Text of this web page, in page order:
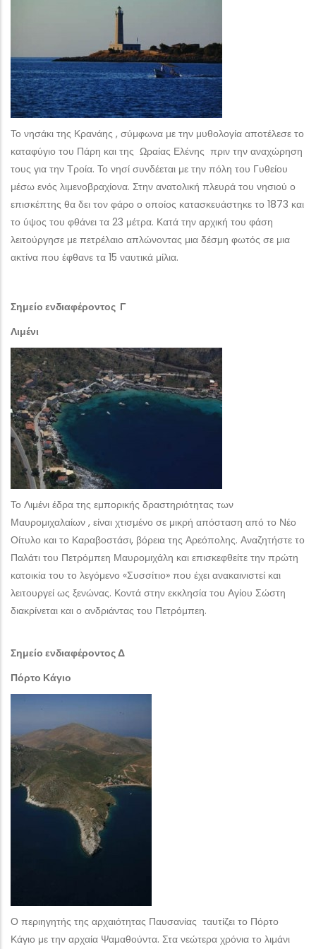
Το νησάκι της Κρανάης , σύμφωνα με την μυθολογία αποτέλεσε το
καταφύγιο του Πάρη και της Ωραίας Ελένης πριν την αναχώρηση
τους για την Τροία. Το νησί συνδέεται με την πόλη του Γυθείου
μέσω ενός λιμενοβραχίονα. Στην ανατολική πλευρά του νησιού ο
επισκέπτης θα δει τον φάρο ο οποίος κατασκευάστηκε το 1873 και
το ύψος του φθάνει τα 23 μέτρα. Κατά την αρχική του φάση
λειτούργησε με πετρέλαιο απλώνοντας μια δέσμη φωτός σε μια
ακτίνα που έφθανε τα 15 ναυτικά μίλια.
Σημείο ενδιαφέροντος Γ
Λιμένι
Το Λιμένι έδρα της εμπορικής δραστηριότητας των
Μαυρομιχαλαίων , είναι χτισμένο σε μικρή απόσταση από το Νέο
Οίτυλο και το Καραβοστάσι, βόρεια της Αρεόπολης. Αναζητήστε το
Παλάτι του Πετρόμπεη Μαυρομιχάλη και επισκεφθείτε την πρώτη
κατοικία του το λεγόμενο «Συσσίτιο» που έχει ανακαινιστεί και
λειτουργεί ως ξενώνας. Κοντά στην εκκλησία του Αγίου Σώστη
διακρίνεται και ο ανδριάντας του Πετρόμπεη.
Σημείο ενδιαφέροντος Δ
Πόρτο Κάγιο
Ο περιηγητής της αρχαιότητας Παυσανίας ταυτίζει το Πόρτο
Κάγιο με την αρχαία Ψαμαθούντα. Στα νεώτερα χρόνια το λιμάνι